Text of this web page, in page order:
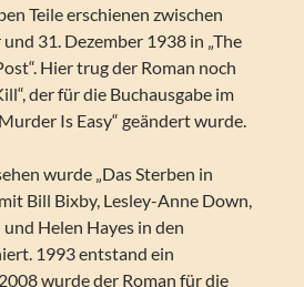
Teile erschienen zwischen
31. Dezember 1938 in „The
Hier trug der Roman noch
der für die Buchausgabe im
Is Easy“ geändert wurde.
wurde „Das Sterben in
Bill Bixby, Lesley-Anne Down,
Helen Hayes in den
1993 entstand ein
wurde der Roman für die